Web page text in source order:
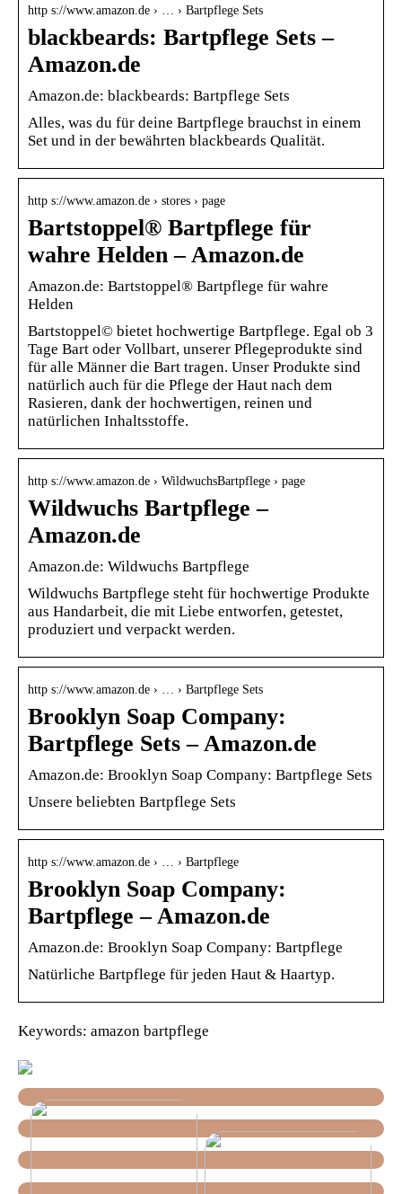
http s://www.amazon.de › … › Bartpflege Sets
blackbeards: Bartpflege Sets –
Amazon.de
Amazon.de: blackbeards: Bartpflege Sets
Alles, was du für deine Bartpflege brauchst in einem
Set und in der bewährten blackbeards Qualität.
http s://www.amazon.de › stores › page
Bartstoppel® Bartpflege für
wahre Helden – Amazon.de
Amazon.de: Bartstoppel® Bartpflege für wahre
Helden
Bartstoppel© bietet hochwertige Bartpflege. Egal ob 3
Tage Bart oder Vollbart, unserer Pflegeprodukte sind
für alle Männer die Bart tragen. Unser Produkte sind
natürlich auch für die Pflege der Haut nach dem
Rasieren, dank der hochwertigen, reinen und
natürlichen Inhaltsstoffe.
http s://www.amazon.de › WildwuchsBartpflege › page
Wildwuchs Bartpflege –
Amazon.de
Amazon.de: Wildwuchs Bartpflege
Wildwuchs Bartpflege steht für hochwertige Produkte
aus Handarbeit, die mit Liebe entworfen, getestet,
produziert und verpackt werden.
http s://www.amazon.de › … › Bartpflege Sets
Brooklyn Soap Company:
Bartpflege Sets – Amazon.de
Amazon.de: Brooklyn Soap Company: Bartpflege Sets
Unsere beliebten Bartpflege Sets
http s://www.amazon.de › … › Bartpflege
Brooklyn Soap Company:
Bartpflege – Amazon.de
Amazon.de: Brooklyn Soap Company: Bartpflege
Natürliche Bartpflege für jeden Haut & Haartyp.
Keywords: amazon bartpflege